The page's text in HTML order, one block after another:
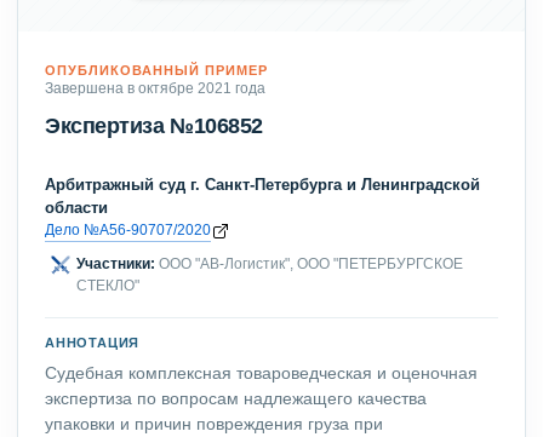
ОПУБЛИКОВАННЫЙ ПРИМЕР
Завершена в октябре 2021 года
Экспертиза №106852
Арбитражный суд г. Санкт-Петербурга и Ленинградской
области
Дело №А56-90707/2020
Участники: ООО "АВ-Логистик", ООО "ПЕТЕРБУРГСКОЕ
СТЕКЛО"
АННОТАЦИЯ
Судебная комплексная товароведческая и оценочная
экспертиза по вопросам надлежащего качества
упаковки и причин повреждения груза при